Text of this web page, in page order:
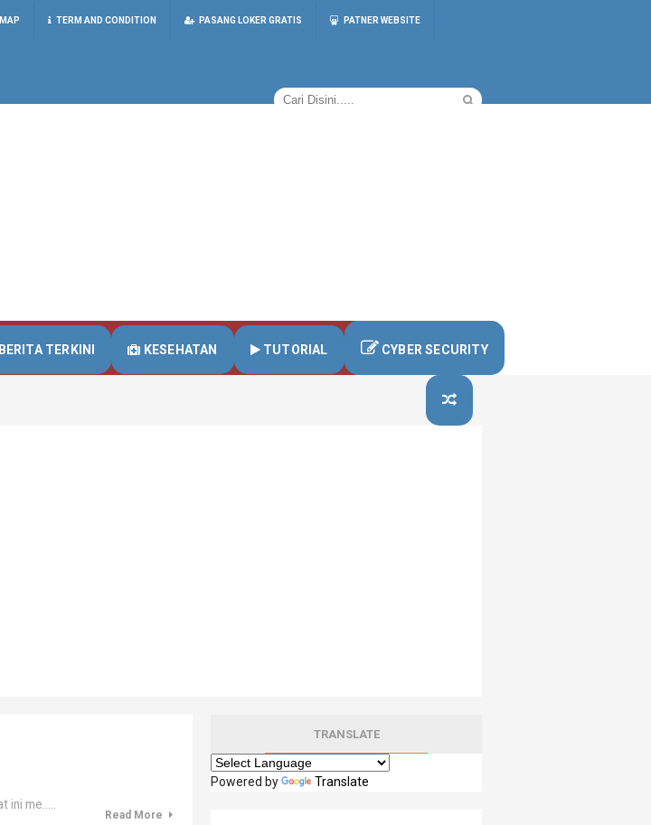
TERM AND CONDITION PASANG LOKER GRATIS PATNER WEBSITE
BERITA TERKINI KESEHATAN TUTORIAL CYBER SECURITY
me.....
Read More
TRANSLATE
Powered by Translate